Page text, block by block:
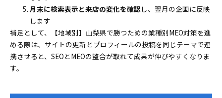
月末に検索表示と来店の変化を確認し、翌月の企画に反映
します
補足として、【地域別】山梨県で勝つための業種別MEO対策を進
める際は、サイトの更新とプロフィールの投稿を同じテーマで連
携させると、SEOとMEOの整合が取れて成果が伸びやすくなりま
す。